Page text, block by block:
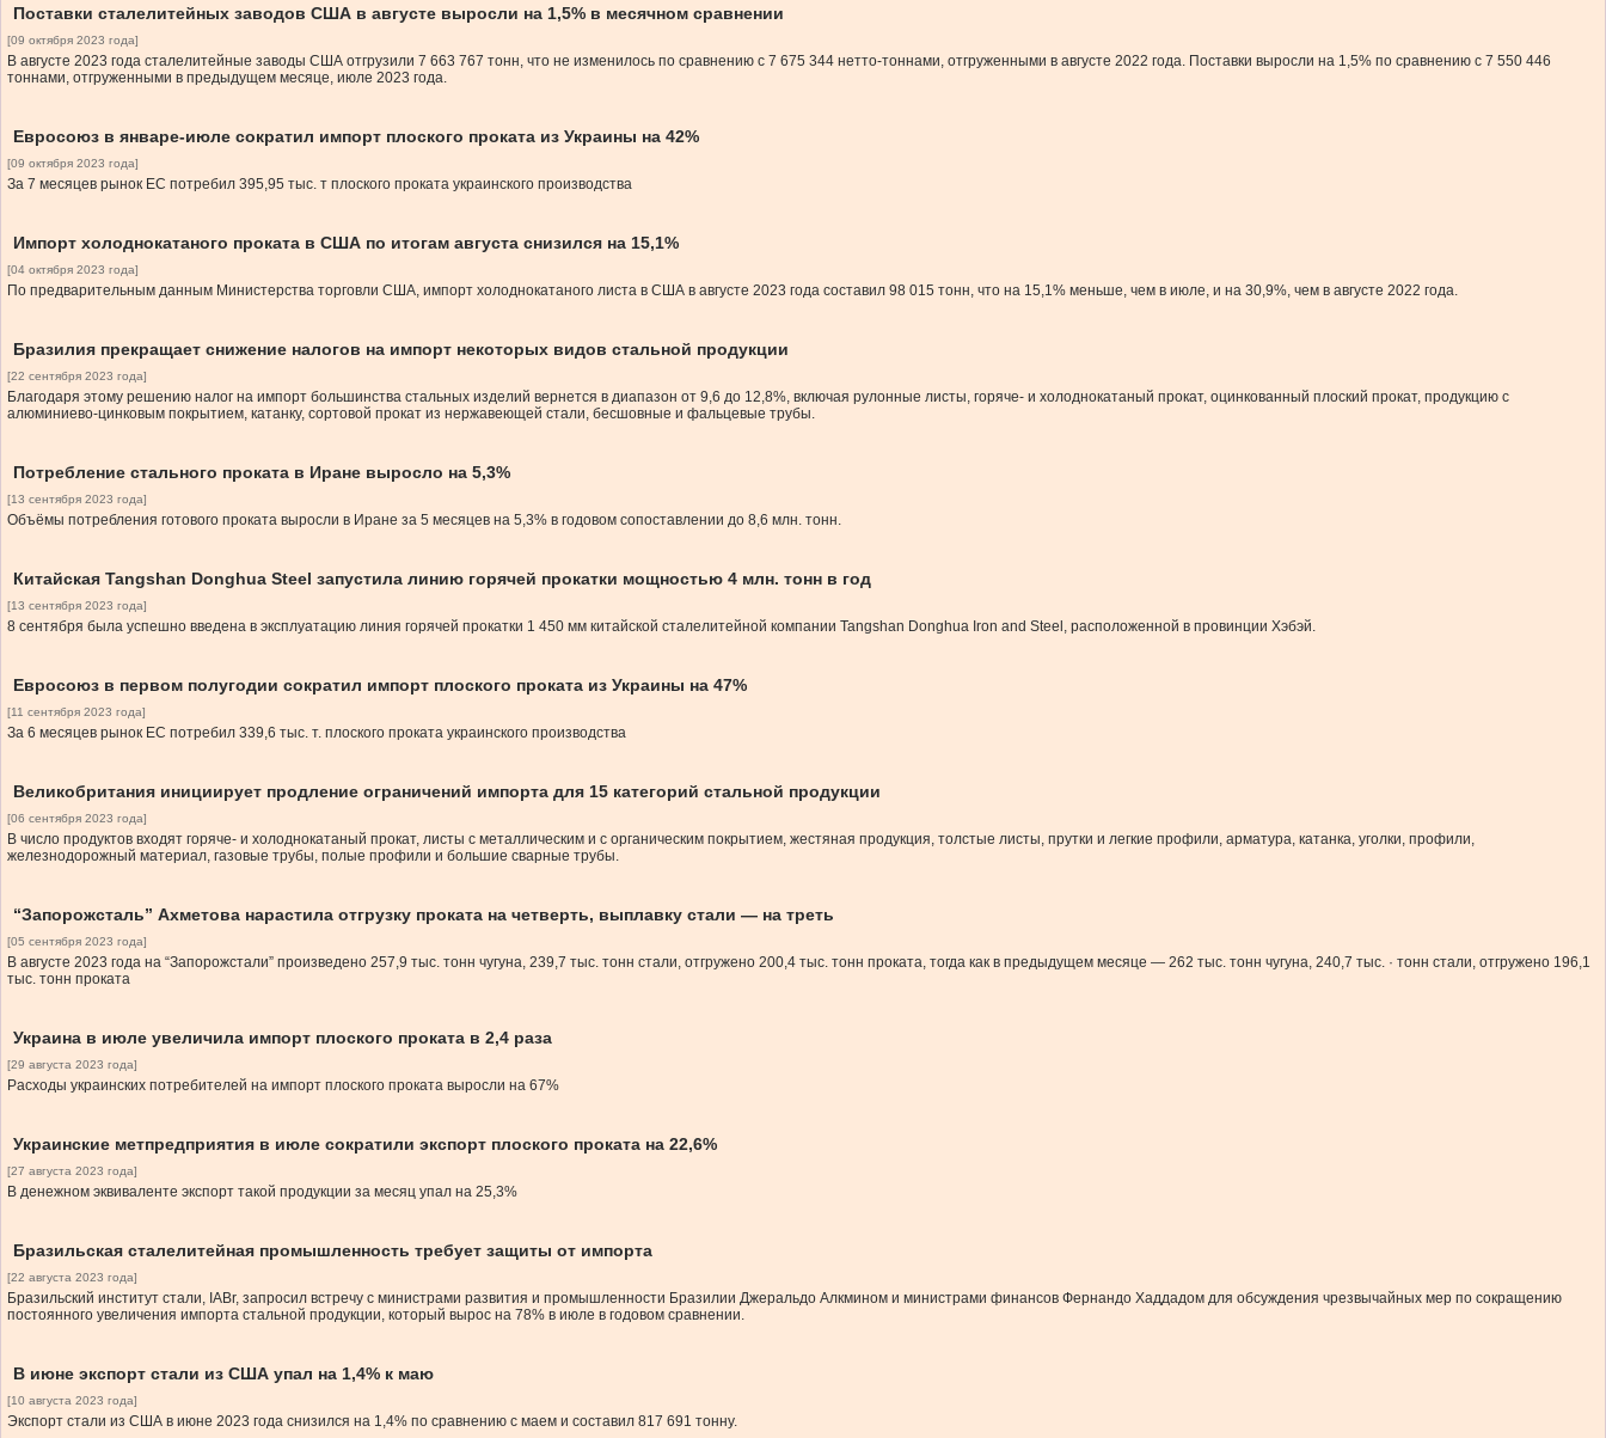
Поставки сталелитейных заводов США в августе выросли на 1,5% в месячном сравнении
[09 октября 2023 года]
В августе 2023 года сталелитейные заводы США отгрузили 7 663 767 тонн, что не изменилось по сравнению с 7 675 344 нетто-тоннами, отгруженными в августе 2022 года. Поставки выросли на 1,5% по сравнению с 7 550 446
тоннами, отгруженными в предыдущем месяце, июле 2023 года.
Евросоюз в январе-июле сократил импорт плоского проката из Украины на 42%
[09 октября 2023 года]
За 7 месяцев рынок ЕС потребил 395,95 тыс. т плоского проката украинского производства
Импорт холоднокатаного проката в США по итогам августа снизился на 15,1%
[04 октября 2023 года]
По предварительным данным Министерства торговли США, импорт холоднокатаного листа в США в августе 2023 года составил 98 015 тонн, что на 15,1% меньше, чем в июле, и на 30,9%, чем в августе 2022 года.
Бразилия прекращает снижение налогов на импорт некоторых видов стальной продукции
[22 сентября 2023 года]
Благодаря этому решению налог на импорт большинства стальных изделий вернется в диапазон от 9,6 до 12,8%, включая рулонные листы, горяче- и холоднокатаный прокат, оцинкованный плоский прокат, продукцию с
алюминиево-цинковым покрытием, катанку, сортовой прокат из нержавеющей стали, бесшовные и фальцевые трубы.
Потребление стального проката в Иране выросло на 5,3%
[13 сентября 2023 года]
Объёмы потребления готового проката выросли в Иране за 5 месяцев на 5,3% в годовом сопоставлении до 8,6 млн. тонн.
Китайская Tangshan Donghua Steel запустила линию горячей прокатки мощностью 4 млн. тонн в год
[13 сентября 2023 года]
8 сентября была успешно введена в эксплуатацию линия горячей прокатки 1 450 мм китайской сталелитейной компании Tangshan Donghua Iron and Steel, расположенной в провинции Хэбэй.
Евросоюз в первом полугодии сократил импорт плоского проката из Украины на 47%
[11 сентября 2023 года]
За 6 месяцев рынок ЕС потребил 339,6 тыс. т. плоского проката украинского производства
Великобритания инициирует продление ограничений импорта для 15 категорий стальной продукции
[06 сентября 2023 года]
В число продуктов входят горяче- и холоднокатаный прокат, листы с металлическим и с органическим покрытием, жестяная продукция, толстые листы, прутки и легкие профили, арматура, катанка, уголки, профили,
железнодорожный материал, газовые трубы, полые профили и большие сварные трубы.
“Запорожсталь” Ахметова нарастила отгрузку проката на четверть, выплавку стали — на треть
[05 сентября 2023 года]
В августе 2023 года на “Запорожстали” произведено 257,9 тыс. тонн чугуна, 239,7 тыс. тонн стали, отгружено 200,4 тыс. тонн проката, тогда как в предыдущем месяце — 262 тыс. тонн чугуна, 240,7 тыс. · тонн стали, отгружено 196,1
тыс. тонн проката
Украина в июле увеличила импорт плоского проката в 2,4 раза
[29 августа 2023 года]
Расходы украинских потребителей на импорт плоского проката выросли на 67%
Украинские метпредприятия в июле сократили экспорт плоского проката на 22,6%
[27 августа 2023 года]
В денежном эквиваленте экспорт такой продукции за месяц упал на 25,3%
Бразильская сталелитейная промышленность требует защиты от импорта
[22 августа 2023 года]
Бразильский институт стали, IABr, запросил встречу с министрами развития и промышленности Бразилии Джеральдо Алкмином и министрами финансов Фернандо Хаддадом для обсуждения чрезвычайных мер по сокращению
постоянного увеличения импорта стальной продукции, который вырос на 78% в июле в годовом сравнении.
В июне экспорт стали из США упал на 1,4% к маю
[10 августа 2023 года]
Экспорт стали из США в июне 2023 года снизился на 1,4% по сравнению с маем и составил 817 691 тонну.